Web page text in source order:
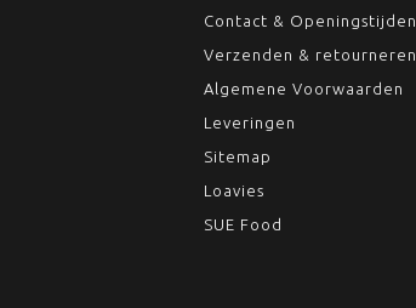
Contact & Openingstijden
Verzenden & retourneren
Algemene Voorwaarden
Leveringen
Sitemap
Loavies
SUE Food